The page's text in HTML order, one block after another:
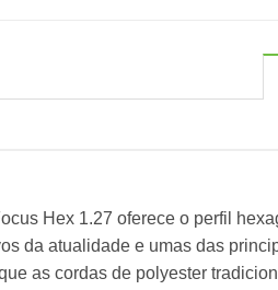
Hex 1.27 oferece o perfil
da atualidade e umas das
as cordas de polyester